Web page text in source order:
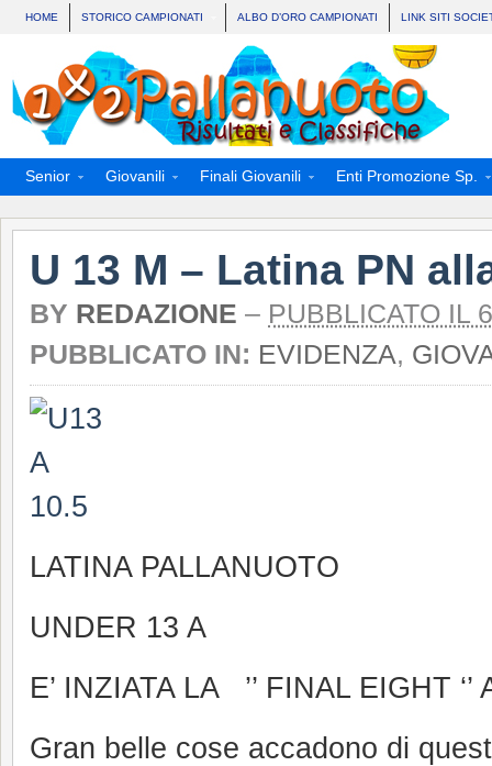
HOME STORICO CAMPIONATI ALBO D’ORO CAMPIONATI LINK SITI
Senior Giovanili Finali Giovanili Enti Promozione Sp.
U 13 M – Latina PN
BY REDAZIONE – PUBBLICATO IL
PUBBLICATO IN: EVIDENZA,
LATINA PALLANUOTO
UNDER 13 A
E’ INZIATA LA ’’ FINAL EIGHT
Gran belle cose accadono di